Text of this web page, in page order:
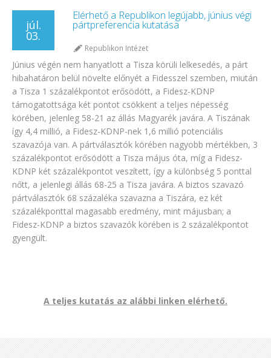
júl.
03.
Elérhető a Republikon legújabb, június végi
pártpreferencia kutatása
Republikon Intézet
Június végén nem hanyatlott a Tisza körüli lelkesedés, a párt
hibahatáron belül növelte előnyét a Fidesszel szemben, miután
a Tisza 1 százalékpontot erősödött, a Fidesz-KDNP
támogatottsága két pontot csökkent a teljes népesség
körében, jelenleg 58-21 az állás Magyarék javára. A Tiszának
így 4,4 millió, a Fidesz-KDNP-nek 1,6 millió potenciális
szavazója van. A pártválasztók körében nagyobb mértékben, 3
százalékpontot erősödött a Tisza május óta, míg a Fidesz-
KDNP két százalékpontot veszített, így a különbség 5 ponttal
nőtt, a jelenlegi állás 68-25 a Tisza javára. A biztos szavazó
pártválasztók 68 százaléka szavazna a Tiszára, ez két
százalékponttal magasabb eredmény, mint májusban; a
Fidesz-KDNP a biztos szavazók körében is 2 százalékpontot
gyengült.
A teljes kutatás az alábbi linken elérhető.